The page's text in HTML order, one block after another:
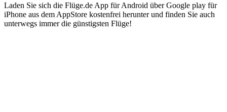
Laden Sie sich die Flüge.de App für Android über Google play für
iPhone aus dem AppStore kostenfrei herunter und finden Sie auch
unterwegs immer die günstigsten Flüge!